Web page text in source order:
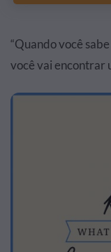
“Quando você
você vai encontrar